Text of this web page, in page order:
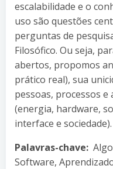
escalabilidade e o
uso são questões
perguntas de
Filosófico. Ou seja,
abertos, propomos
prático real), sua
pessoas, processos
(energia, hardware,
interface e sociedade).
Palavras-chave:
Software,